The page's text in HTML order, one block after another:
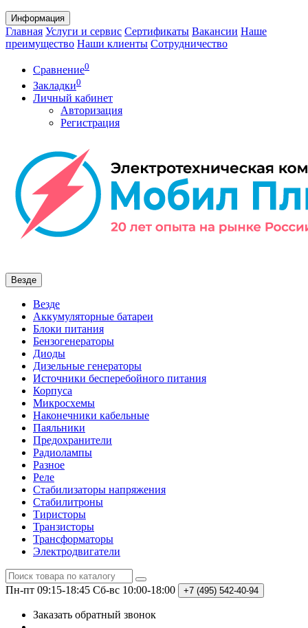
Информация
Главная Услуги и сервис Сертификаты Вакансии Наше
преимущество Наши клиенты Сотрудничество
Сравнение0
Закладки0
Личный кабинет
Авторизация
Регистрация
Везде
Везде
Аккумуляторные батареи
Блоки питания
Бензогенераторы
Диоды
Дизельные генераторы
Источники бесперебойного питания
Корпуса
Микросхемы
Наконечники кабельные
Паяльники
Предохранители
Радиолампы
Разное
Реле
Стабилизаторы напряжения
Стабилитроны
Тиристоры
Транзисторы
Трансформаторы
Электродвигатели
Пн-пт 09:15-18:45 Сб-вс 10:00-18:00 +7 (495) 542-40-94
Заказать обратный звонок